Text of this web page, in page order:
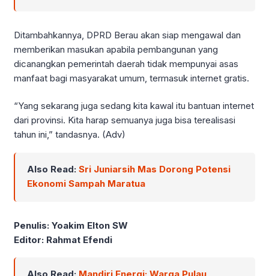
Ditambahkannya, DPRD Berau akan siap mengawal dan
memberikan masukan apabila pembangunan yang
dicanangkan pemerintah daerah tidak mempunyai asas
manfaat bagi masyarakat umum, termasuk internet gratis.
“Yang sekarang juga sedang kita kawal itu bantuan internet
dari provinsi. Kita harap semuanya juga bisa terealisasi
tahun ini,” tandasnya. (Adv)
Also Read: Sri Juniarsih Mas Dorong Potensi
Ekonomi Sampah Maratua
Penulis: Yoakim Elton SW
Editor: Rahmat Efendi